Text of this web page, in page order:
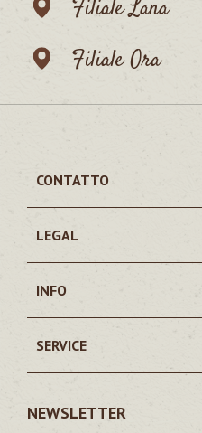
Filiale Lana
Filiale Ora
CONTATTO
LEGAL
INFO
SERVICE
NEWSLETTER